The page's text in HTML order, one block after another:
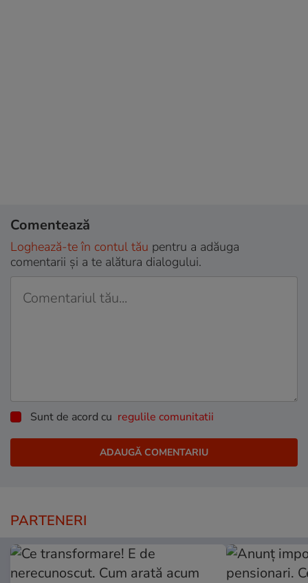
Comentează
Loghează-te în contul tău pentru a adăuga
comentarii și a te alătura dialogului.
Sunt de acord cu regulile comunitatii
PARTENERI